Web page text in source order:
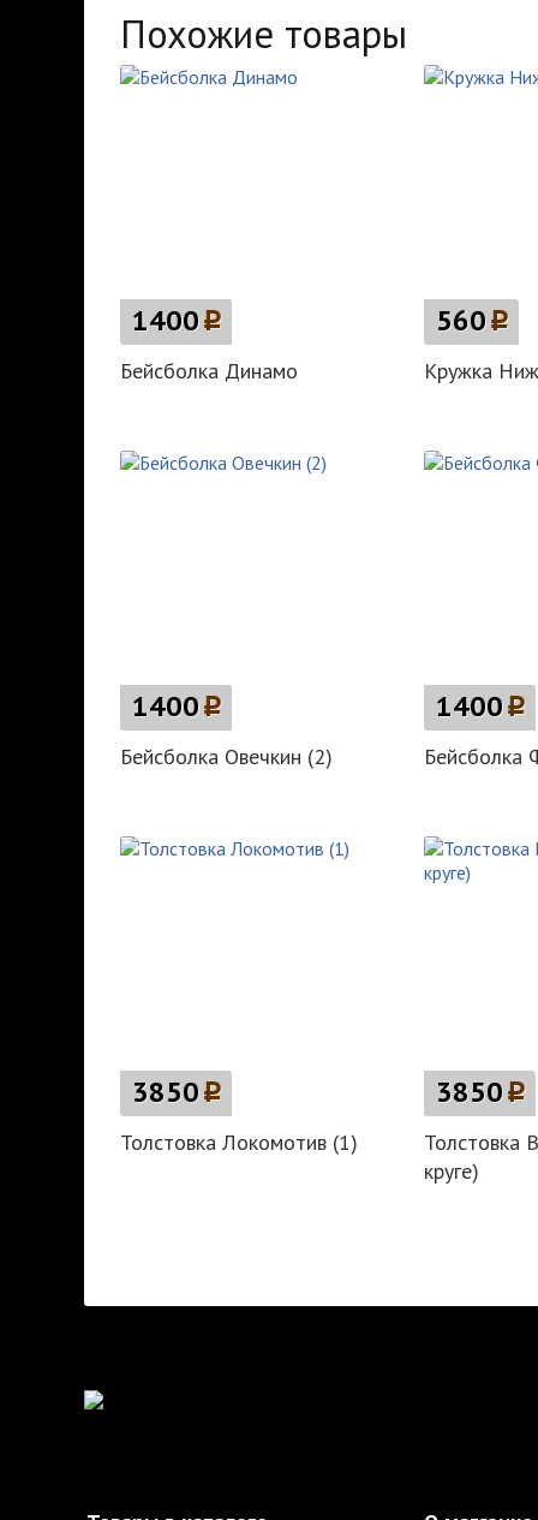
Похожие товары
1400p
Бейсболка Динамо
560p
Кружка
1400p
Бейсболка Овечкин (2)
1400p
3850p
Толстовка Локомотив (1)
3850p
Толстовка
круге)